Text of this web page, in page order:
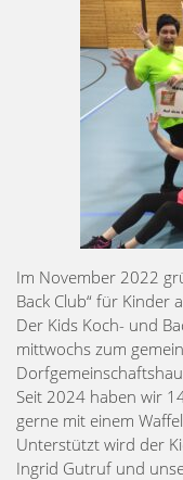
Im November 2022
Back Club“ für Kinder
Der Kids Koch- und
mittwochs zum
Seit 2024 haben wir
gerne mit einem
Unterstützt wird der
Ingrid Gutruf und